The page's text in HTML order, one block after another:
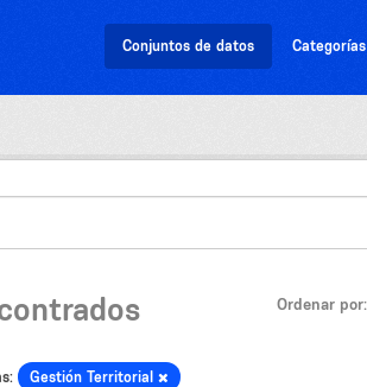
Conjuntos de datos Categorías
Ordenar por
Gestión Territorial